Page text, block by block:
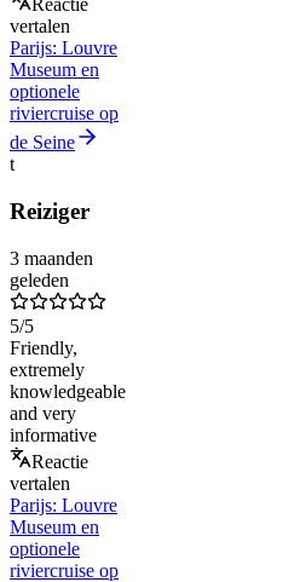
Reactie
vertalen
Parijs: Louvre
Museum en
optionele
riviercruise op
de Seine
t
Reiziger
3 maanden
geleden
5/5
Friendly,
extremely
knowledgeable
and very
informative
Reactie
vertalen
Parijs: Louvre
Museum en
optionele
riviercruise op